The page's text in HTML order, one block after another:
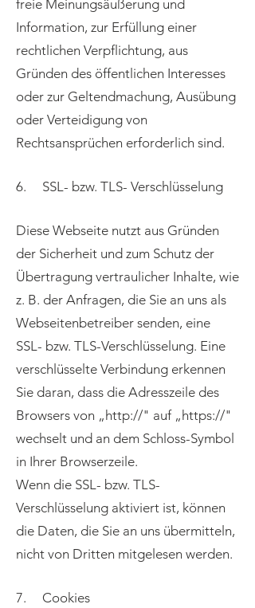
freie Meinungsäußerung und
Information, zur Erfüllung einer
rechtlichen Verpflichtung, aus
Gründen des öffentlichen Interesses
oder zur Geltendmachung, Ausübung
oder Verteidigung von
Rechtsansprüchen erforderlich sind.
6. SSL- bzw. TLS- Verschlüsselung
Diese Webseite nutzt aus Gründen
der Sicherheit und zum Schutz der
Übertragung vertraulicher Inhalte, wie
z. B. der Anfragen, die Sie an uns als
Webseitenbetreiber senden, eine
SSL- bzw. TLS-Verschlüsselung. Eine
verschlüsselte Verbindung erkennen
Sie daran, dass die Adresszeile des
Browsers von „http://" auf „https://"
wechselt und an dem Schloss-Symbol
in Ihrer Browserzeile.
Wenn die SSL- bzw. TLS-
Verschlüsselung aktiviert ist, können
die Daten, die Sie an uns übermitteln,
nicht von Dritten mitgelesen werden.
7. Cookies